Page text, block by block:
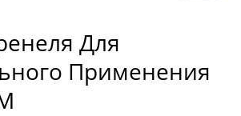
Для
Применения